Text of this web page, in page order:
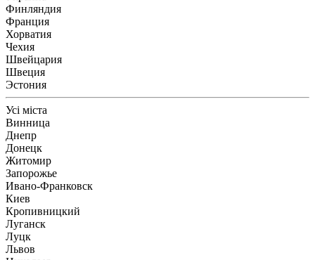
Финляндия
Франция
Хорватия
Чехия
Швейцария
Швеция
Эстония
Усі міста
Винница
Днепр
Донецк
Житомир
Запорожье
Ивано-Франковск
Киев
Кропивницкий
Луганск
Луцк
Львов